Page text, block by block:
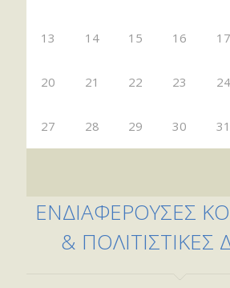
13 14 15 16 17
20 21 22 23 24
27 28 29 30 31
ΕΝΔΙΑΦΕΡΟΥΣΕΣ
& ΠΟΛΙΤΙΣΤΙΚΕΣ